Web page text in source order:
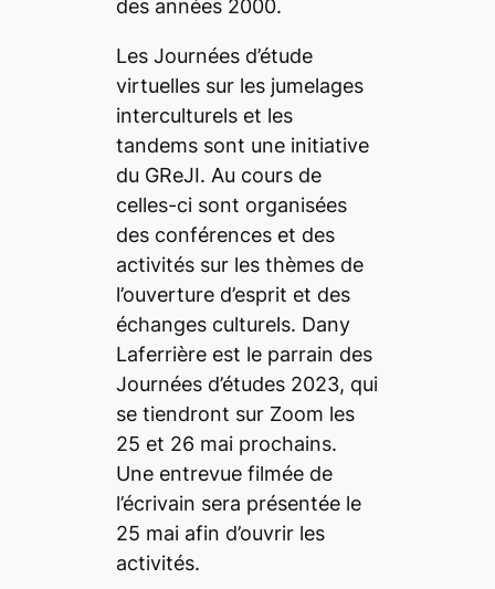
des années 2000.
Les Journées d’étude
virtuelles sur les jumelages
interculturels et les
tandems sont une initiative
du GReJI. Au cours de
celles-ci sont organisées
des conférences et des
activités sur les thèmes de
l’ouverture d’esprit et des
échanges culturels. Dany
Laferrière est le parrain des
Journées d’études 2023, qui
se tiendront sur Zoom les
25 et 26 mai prochains.
Une entrevue filmée de
l’écrivain sera présentée le
25 mai afin d’ouvrir les
activités.